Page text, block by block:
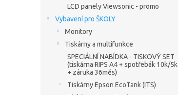
LCD panely Viewsonic - promo
Vybavení pro ŠKOLY
Monitory
Tiskárny a multifunkce
SPECIÁLNÍ NABÍDKA - TISKOVÝ SET
(tiskárna RIPS A4 + spotřebák 10k/5k
+ záruka 36měs)
Tiskárny Epson EcoTank (ITS)